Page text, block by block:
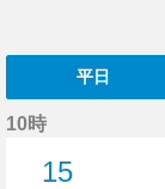
平日
10時
15